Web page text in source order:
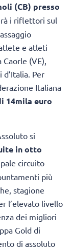
(CB) presso
i riflettori sul
e atleti
(VE),
Per
Italiana
14mila euro
si
in otto
circuito
più
stagione
l’elevato livello
dei migliori
Gold di
di assoluto